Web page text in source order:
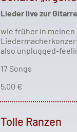
Lieder live zur Gitarre
wie früher in meinen
also unplugged-
17 Songs
5,00 €
Tolle Ranzen